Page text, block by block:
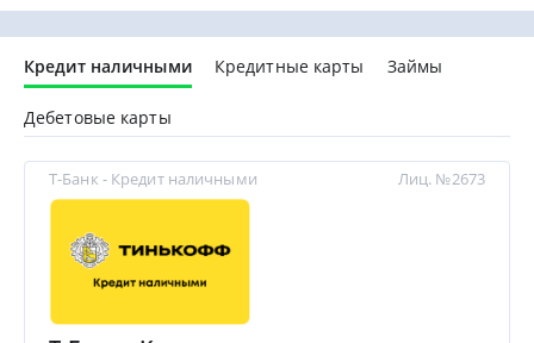
Кредит наличными Кредитные карты Займы
Дебетовые карты
Т-Банк - Кредит наличными Лиц. №2673